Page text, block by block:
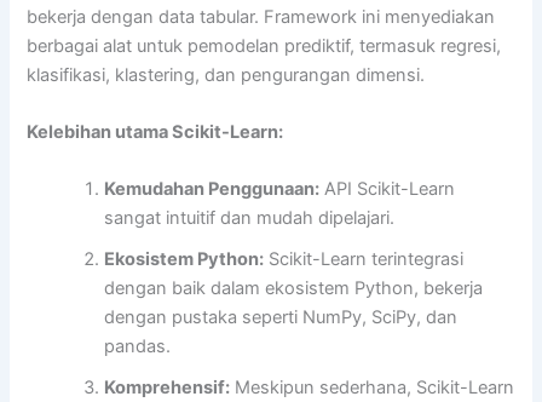
bekerja dengan data tabular. Framework ini menyediakan
berbagai alat untuk pemodelan prediktif, termasuk regresi,
klasifikasi, klastering, dan pengurangan dimensi.
Kelebihan utama Scikit-Learn:
Kemudahan Penggunaan: API Scikit-Learn
sangat intuitif dan mudah dipelajari.
Ekosistem Python: Scikit-Learn terintegrasi
dengan baik dalam ekosistem Python, bekerja
dengan pustaka seperti NumPy, SciPy, dan
pandas.
Komprehensif: Meskipun sederhana, Scikit-Learn